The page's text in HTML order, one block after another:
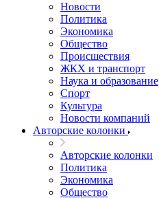
Новости
Политика
Экономика
Общество
Происшествия
ЖКХ и транспорт
Наука и образование
Спорт
Культура
Новости компаний
Авторские колонки
Авторские колонки
Политика
Экономика
Общество